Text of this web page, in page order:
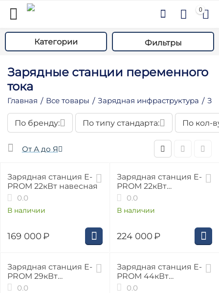
0
Категории Фильтры
Зарядные станции переменного
тока
Главная / Все товары / Зарядная инфраструктура /
По бренду: По типу стандарта: По кол-
От А до Я
Зарядная станция E-
PROM 22кВт навесная
0.0
В наличии
169 000₽
Зарядная станция E-
PROM 22кВт
напольная
0.0
В наличии
224 000₽
Зарядная станция E-
PROM 29кВт
напольная
0.0
Зарядная станция E-
PROM 44кВт
напольная
0.0